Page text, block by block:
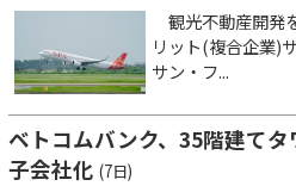
観光不動産開発
リット(複合企業)
サン・フ...
ベトコムバンク、35階建て
子会社化 (7日)